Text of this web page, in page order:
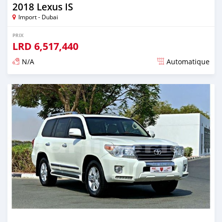
2018 Lexus IS
Import - Dubai
PRIX
LRD 6,517,440
N/A Automatique
Publié il y a presque 6 ans